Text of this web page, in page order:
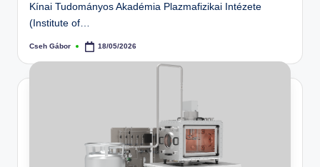
Kínai Tudományos Akadémia Plazmafizikai Intézete
(Institute of…
Posted
Cseh Gábor 18/05/2026